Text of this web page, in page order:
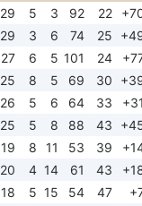
29 5 3 92 22
29 3 6 74 25
27 6 5 101 24
25 8 5 69 30
26 5 6 64 33
25 5 8 88 43
19 8 11 53 39
20 4 14 61 43
18 5 15 54 47